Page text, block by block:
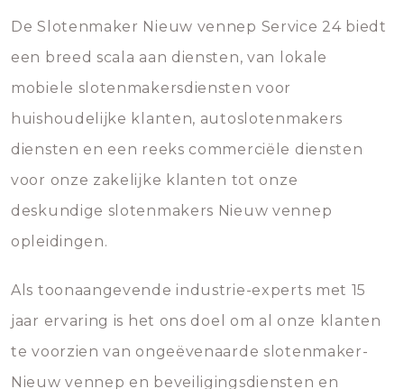
De Slotenmaker Nieuw vennep Service 24 biedt
een breed scala aan diensten, van lokale
mobiele slotenmakersdiensten voor
huishoudelijke klanten, autoslotenmakers
diensten en een reeks commerciële diensten
voor onze zakelijke klanten tot onze
deskundige slotenmakers Nieuw vennep
opleidingen.
Als toonaangevende industrie-experts met 15
jaar ervaring is het ons doel om al onze klanten
te voorzien van ongeëvenaarde slotenmaker-
Nieuw vennep en beveiligingsdiensten en